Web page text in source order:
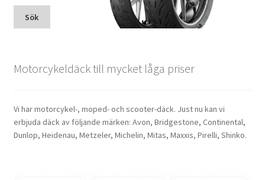
Sök
Motorcykeldäck till mycket låga priser
Vi har motorcykel-, moped- och scooter-däck. Just nu kan vi
erbjuda däck av följande märken: Avon, Bridgestone, Continental,
Dunlop, Heidenau, Metzeler, Michelin, Mitas, Maxxis, Pirelli, Shinko.